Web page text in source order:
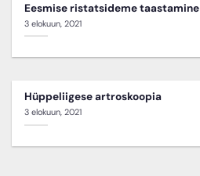
Eesmise ristatsideme taastamine
3 elokuun, 2021
Hüppeliigese artroskoopia
3 elokuun, 2021